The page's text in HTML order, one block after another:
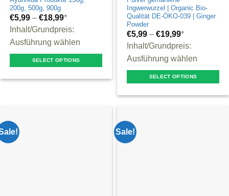
200g, 500g, 900g
€5,99 –€18,99*
Inhalt/Grundpreis:
Ausführung wählen
SELECT OPTIONS
variants.
The
Ingwerwurzel | Organic Bio-
Qualität DE-ÖKO-039 | Ginger
Powder
€5,99 –€19,99*
Inhalt/Grundpreis:
Ausführung wählen
SELECT OPTIONS
multiple
variants.
Sale!